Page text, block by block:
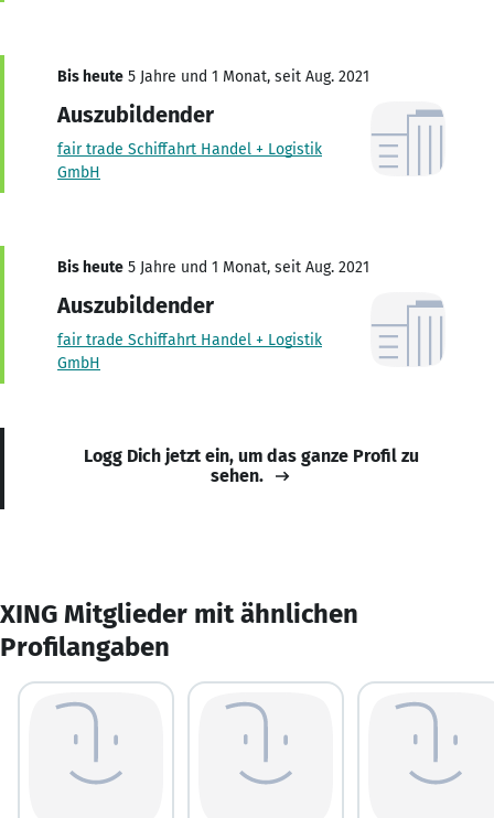
Bis heute 5 Jahre und 1 Monat, seit Aug. 2021
Auszubildender
fair trade Schiffahrt Handel + Logistik
GmbH
Bis heute 5 Jahre und 1 Monat, seit Aug. 2021
Auszubildender
fair trade Schiffahrt Handel + Logistik
GmbH
Logg Dich jetzt ein, um das ganze Profil zu
sehen.
XING Mitglieder mit ähnlichen
Profilangaben